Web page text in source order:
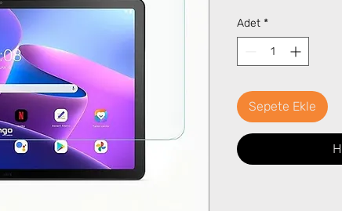
Adet *
Sepete Ekle